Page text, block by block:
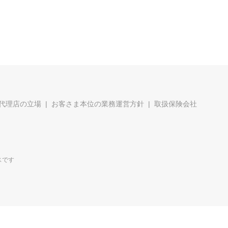
理店の立場 お客さま本位の業務運営方針 取扱保険会社
です